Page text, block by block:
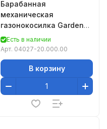
Барабанная
механическая
газонокосилка Gardena
330 Classic 04027-
20.000.00
Есть в наличии
Арт. 04027-20.000.00
В корзину